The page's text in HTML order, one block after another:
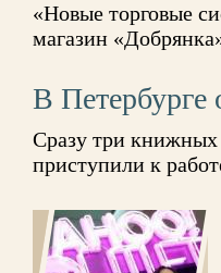
«Новые торговые
магазин
В
Сразу три
приступили к